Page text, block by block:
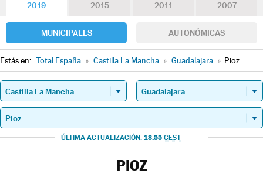
2019 2015 2011 2007
MUNICIPALES AUTONÓMICAS
Estás en: Total España » Castilla La Mancha » Guadalajara » Pioz
ÚLTIMA ACTUALIZACIÓN: 18.55 CEST
PIOZ